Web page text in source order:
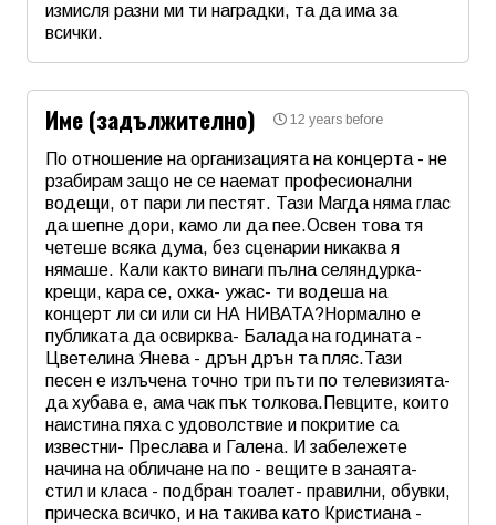
измисля разни ми ти наградки, та да има за
всички.
Коментар*
Име (задължително) 12 years before
По отношение на организацията на концерта - не
рзабирам защо не се наемат професионални
водещи, от пари ли пестят. Тази Магда няма глас
да шепне дори, камо ли да пее.Освен това тя
четеше всяка дума, без сценарии никаква я
нямаше. Кали както винаги пълна селяндурка-
крещи, кара се, охка- ужас- ти водеша на
концерт ли си или си НА НИВАТА?Нормално е
публиката да освирква- Балада на годината -
Цветелина Янева - дрън дрън та пляс.Тази
песен е излъчена точно три пъти по телевизията-
да хубава е, ама чак пък толкова.Певците, които
наистина пяха с удоволствие и покритие са
известни- Преслава и Галена. И забележете
начина на обличане на по - вещите в занаята-
стил и класа - подбран тоалет- правилни, обувки,
прическа всичко, и на такива като Кристиана -